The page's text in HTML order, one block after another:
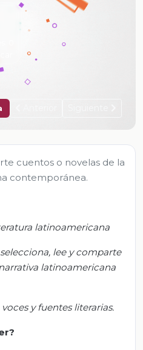
cuentos o novelas de la
contemporánea.
latinoamericana
selecciona, lee y comparte
latinoamericana
y fuentes literarias.